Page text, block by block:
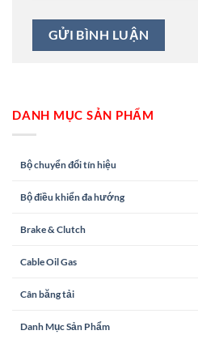
DANH MỤC SẢN PHẨM
Bộ chuyển đổi tín hiệu
Bộ điều khiển đa hướng
Brake & Clutch
Cable Oil Gas
Cân băng tải
Danh Mục Sản Phẩm